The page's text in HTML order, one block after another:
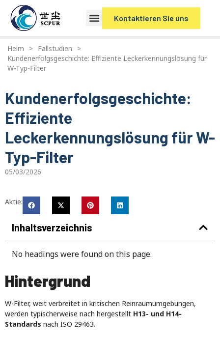
Kontaktieren Sie uns
Heim > Fallstudien
>
Kundenerfolgsgeschichte: Effiziente Leckerkennungslösung für
W-Typ-Filter
Kundenerfolgsgeschichte:
Effiziente
Leckerkennungslösung für W-
Typ-Filter
05/03/2026
Aktie:
Inhaltsverzeichnis
No headings were found on this page.
Hintergrund
W-Filter, weit verbreitet in kritischen Reinraumumgebungen,
werden typischerweise nach hergestellt H13- und H14-
Standards nach ISO 29463.